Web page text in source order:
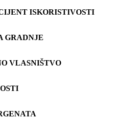
ISKORISTIVOSTI
GRADNJE
VLASNIŠTVO